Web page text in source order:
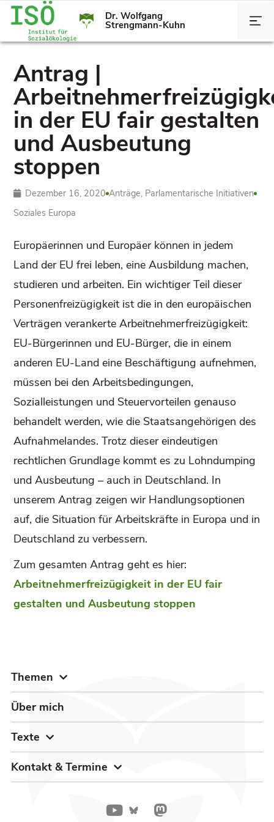
Dr. Wolfgang
Strengmann-Kuhn
Antrag |
in der EU fair gestalten
und Ausbeutung
stoppen
Dezember 16, 2020 Anträge, Parlamentarische Initiativen
Soziales Europa
Europäerinnen und Europäer können in jedem
Land der EU frei leben, eine Ausbildung machen,
studieren und arbeiten. Ein wichtiger Teil dieser
Personenfreizügigkeit ist die in den europäischen
Verträgen verankerte Arbeitnehmerfreizügigkeit:
EU-Bürgerinnen und EU-Bürger, die in einem
anderen EU-Land eine Beschäftigung aufnehmen,
müssen bei den Arbeitsbedingungen,
Sozialleistungen und Steuervorteilen genauso
behandelt werden, wie die Staatsangehörigen des
Aufnahmelandes. Trotz dieser eindeutigen
rechtlichen Grundlage kommt es zu Lohndumping
und Ausbeutung – auch in Deutschland. In
unserem Antrag zeigen wir Handlungsoptionen
auf, die Situation für Arbeitskräfte in Europa und in
Deutschland zu verbessern.
Zum gesamten Antrag geht es hier:
Arbeitnehmerfreizügigkeit in der EU fair
gestalten und Ausbeutung stoppen
Themen
Über mich
Texte
Kontakt & Termine